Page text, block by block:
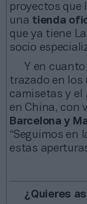
proyectos que
una tienda
que ya tiene
socio
Y en
trazado en los
camisetas y el
en China, con
Barcelona y
“Seguimos en
estas
¿Quieres